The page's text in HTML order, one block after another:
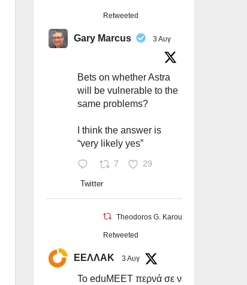
Retweeted
Gary Marcus 3 Αυγ
Bets on whether Astra
will be vulnerable to the
same problems?
I think the answer is
“very likely yes”
7 29
Twitter
Theodoros G. Karounos
Retweeted
ΕΕΛΛΑΚ 3 Αυγ
Το eduMEET περνά σε νέα